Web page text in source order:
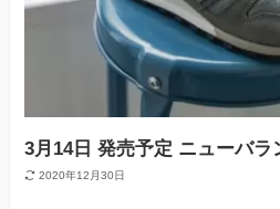
3月14日 発売予定 ニューバラ
2020年12月30日